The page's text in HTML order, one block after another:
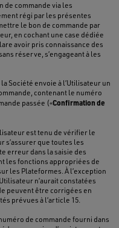
de commande via les
régi par les présentes
le bon de commande par
en cochant une case dédiée
avoir pris connaissance des
réserve, s’engageant à les
Société envoie à l’Utilisateur un
contenant le numéro
passée («Confirmation de
est tenu de vérifier le
s’assurer que toutes les
erreur dans la saisie des
les fonctions appropriées de
les Plateformes. À l’exception
n’aurait constatées
peuvent être corrigées en
prévues à l’article 15.
de commande fourni dans